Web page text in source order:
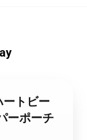
トビー
ーポーチ